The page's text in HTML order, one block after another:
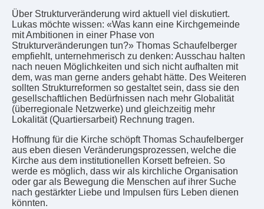
Über Strukturveränderung wird aktuell viel diskutiert.
Lukas möchte wissen: «Was kann eine Kirchgemeinde
mit Ambitionen in einer Phase von
Strukturveränderungen tun?» Thomas Schaufelberger
empfiehlt, unternehmerisch zu denken: Ausschau halten
nach neuen Möglichkeiten und sich nicht aufhalten mit
dem, was man gerne anders gehabt hätte. Des Weiteren
sollten Strukturreformen so gestaltet sein, dass sie den
gesellschaftlichen Bedürfnissen nach mehr Globalität
(überregionale Netzwerke) und gleichzeitig mehr
Lokalität (Quartiersarbeit) Rechnung tragen.
Hoffnung für die Kirche schöpft Thomas Schaufelberger
aus eben diesen Veränderungsprozessen, welche die
Kirche aus dem institutionellen Korsett befreien. So
werde es möglich, dass wir als kirchliche Organisation
oder gar als Bewegung die Menschen auf ihrer Suche
nach gestärkter Liebe und Impulsen fürs Leben dienen
könnten.